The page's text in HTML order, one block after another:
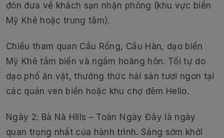
đón đưa về khách sạn nhận phòng (khu vực biển
Mỹ Khê hoặc trung tâm).
Chiều tham quan Cầu Rồng, Cầu Hàn, dạo biển
Mỹ Khê tắm biển và ngắm hoàng hôn. Tối tự do
dạo phố ăn vặt, thưởng thức hải sản tươi ngon tại
các quán ven biển hoặc khu chợ đêm Helio.
Ngày 2: Bà Nà Hills – Toàn Ngày Đây là ngày
quan trọng nhất của hành trình. Sáng sớm khởi